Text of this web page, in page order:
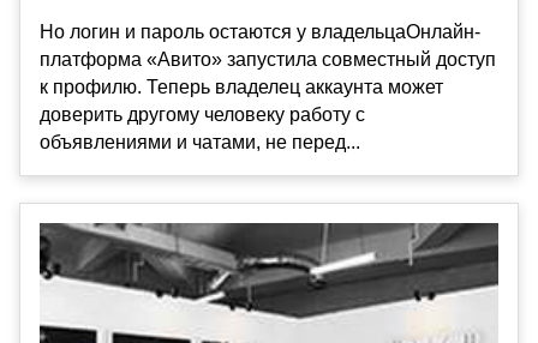
Но логин и пароль остаются у владельцаОнлайн-
платформа «Авито» запустила совместный доступ
к профилю. Теперь владелец аккаунта может
доверить другому человеку работу с
объявлениями и чатами, не перед...